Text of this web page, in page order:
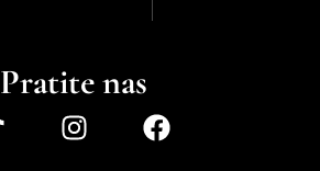
Pratite nas